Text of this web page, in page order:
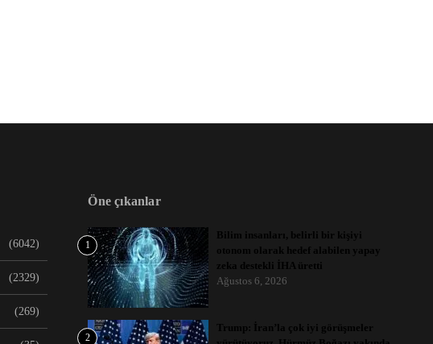
(6042)
(2329)
(269)
Öne çıkanlar
1
Bilim insanları, belirli bir kişiyi
otonom olarak hedef alabilen yapay
zeka destekli İHA üretti
Ağustos 6, 2026
2
Trump: İran’la çok iyi görüşmeler